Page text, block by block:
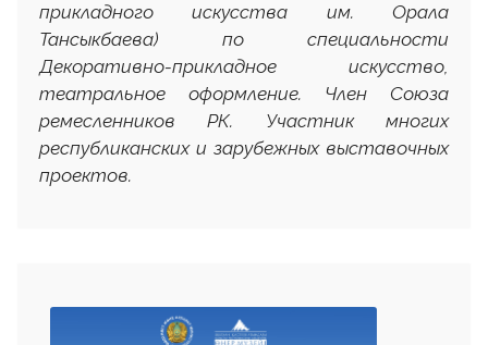
прикладного искусства им. Орала
Тансыкбаева) по специальности
Декоративно-прикладное искусство,
театральное оформление. Член Союза
ремесленников РК. Участник многих
республиканских и зарубежных выставочных
проектов.